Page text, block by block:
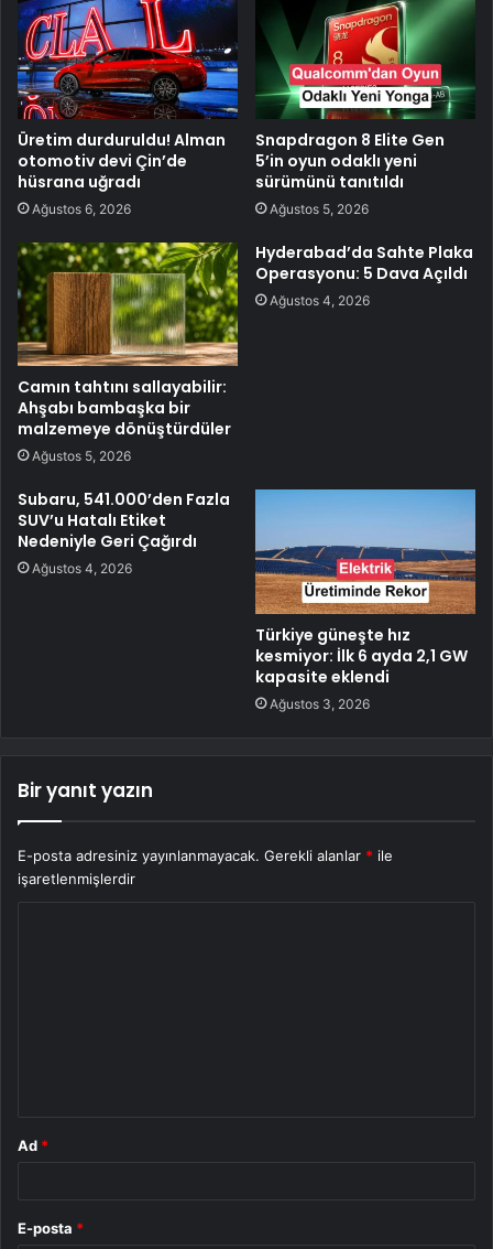
Üretim durduruldu! Alman
otomotiv devi Çin’de
hüsrana uğradı
Ağustos 6, 2026
Snapdragon 8 Elite Gen
5’in oyun odaklı yeni
sürümünü tanıtıldı
Ağustos 5, 2026
Camın tahtını sallayabilir:
Ahşabı bambaşka bir
malzemeye dönüştürdüler
Ağustos 5, 2026
Hyderabad’da Sahte Plaka
Operasyonu: 5 Dava Açıldı
Ağustos 4, 2026
Subaru, 541.000’den Fazla
SUV’u Hatalı Etiket
Nedeniyle Geri Çağırdı
Ağustos 4, 2026
Türkiye güneşte hız
kesmiyor: İlk 6 ayda 2,1 GW
kapasite eklendi
Ağustos 3, 2026
Bir yanıt yazın
E-posta adresiniz yayınlanmayacak. Gerekli alanlar * ile
işaretlenmişlerdir
Ad *
E-posta *